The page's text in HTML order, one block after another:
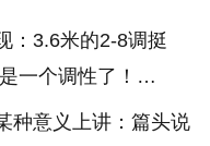
：3.6米的2-8调挺
一个调性了！…
种意义上讲：篇头说